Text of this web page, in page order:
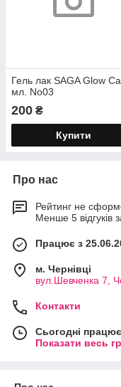
Гель лак SAGA Glow
мл. No03
200 ₴
Купити
Про нас
Рейтинг не
Менше 5 відгуків
Працює з
м. Чернівці
вул.Шевченка 7,
Контакти
Сьогодні
Показати весь